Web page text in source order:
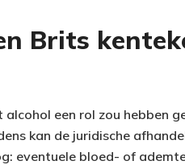
Brits
een rol zou hebben
kan de juridische
eventuele bloed- of